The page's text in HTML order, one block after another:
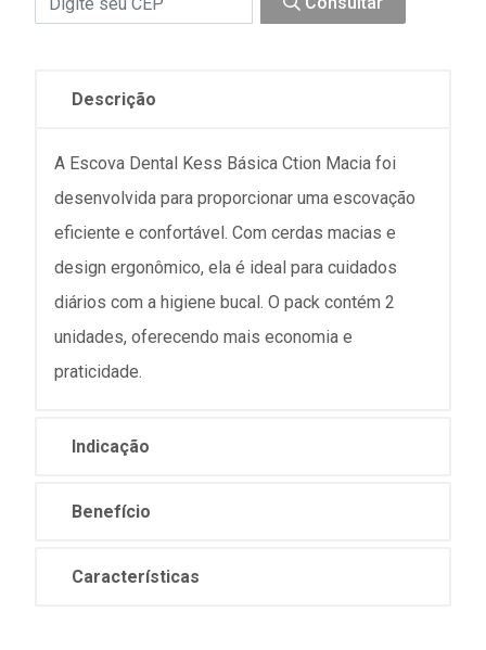
Descrição
A Escova Dental Kess Básica Ction Macia foi
desenvolvida para proporcionar uma escovação
eficiente e confortável. Com cerdas macias e
design ergonômico, ela é ideal para cuidados
diários com a higiene bucal. O pack contém 2
unidades, oferecendo mais economia e
praticidade.
Indicação
Benefício
Características